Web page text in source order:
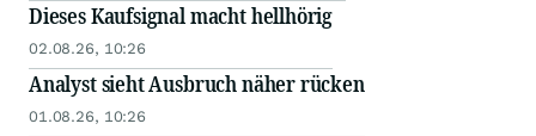
Dieses Kaufsignal macht hellhörig
02.08.26, 10:26
Analyst sieht Ausbruch näher rücken
01.08.26, 10:26